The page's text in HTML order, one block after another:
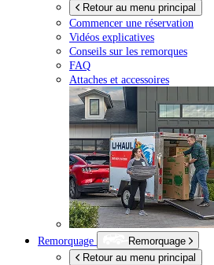
Retour au menu principal
Commencer une réservation
Vidéos explicatives
Conseils sur les remorques
FAQ
Attaches et accessoires
Remorquage
Remorquage
Retour au menu principal